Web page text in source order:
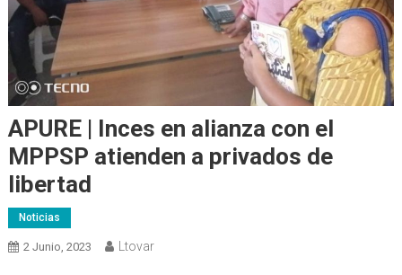
APURE | Inces en alianza con el
MPPSP atienden a privados de
libertad
Noticias
2 Junio, 2023 Ltovar